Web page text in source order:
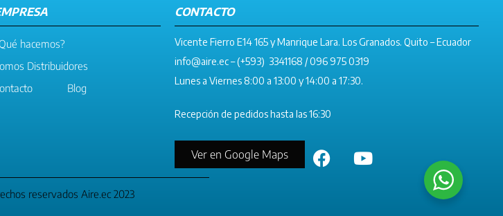
hacemos?
Distribuidores
Blog
CONTACTO
Vicente Fierro E14 165 y Manrique Lara. Los Granados. Quito – Ecuador
info@aire.ec– (+593) 3341168 / 096 975 0319
Lunes a Viernes 8:00 a 13:00 y 14:00 a 17:30.
Recepción de pedidos hasta las 16:30
Ver en Google Maps
reservados Aire.ec 2023